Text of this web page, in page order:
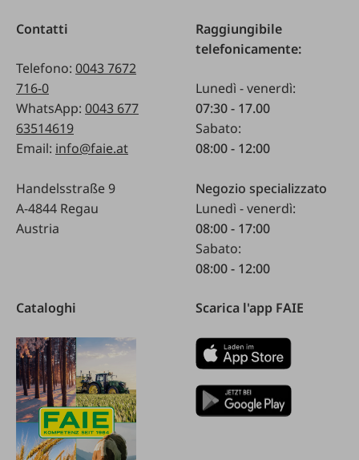
Contatti
Telefono: 0043 7672
716-0
WhatsApp: 0043 677
63514619
Email: info@faie.at
Handelsstraße 9
A-4844 Regau
Austria
Raggiungibile
telefonicamente:
Lunedì - venerdì:
07:30 - 17.00
Sabato:
08:00 - 12:00
Negozio specializzato
Lunedì - venerdì:
08:00 - 17:00
Sabato:
08:00 - 12:00
Cataloghi Scarica l'app FAIE